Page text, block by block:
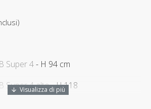
Super 4- H 94 cm
Super 4 alto- H 118